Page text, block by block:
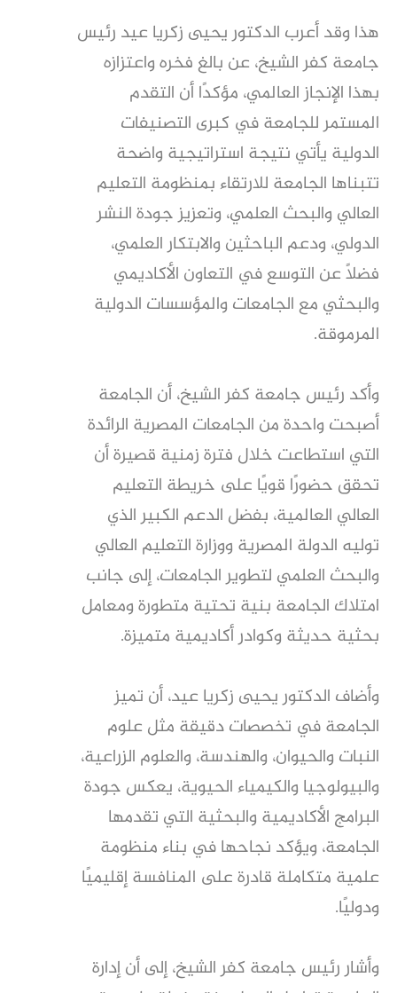
هذا وقد أعرب الدكتور يحيى زكريا عيد رئيس
جامعة كفر الشيخ، عن بالغ فخره واعتزازه
بهذا الإنجاز العالمي، مؤكدًا أن التقدم
المستمر للجامعة في كبرى التصنيفات
الدولية يأتي نتيجة استراتيجية واضحة
تتبناها الجامعة للارتقاء بمنظومة التعليم
العالي والبحث العلمي، وتعزيز جودة النشر
الدولي، ودعم الباحثين والابتكار العلمي،
فضلًا عن التوسع في التعاون الأكاديمي
والبحثي مع الجامعات والمؤسسات الدولية
المرموقة.
وأكد رئيس جامعة كفر الشيخ، أن الجامعة
أصبحت واحدة من الجامعات المصرية الرائدة
التي استطاعت خلال فترة زمنية قصيرة أن
تحقق حضورًا قويًا على خريطة التعليم
العالي العالمية، بفضل الدعم الكبير الذي
توليه الدولة المصرية ووزارة التعليم العالي
والبحث العلمي لتطوير الجامعات، إلى جانب
امتلاك الجامعة بنية تحتية متطورة ومعامل
بحثية حديثة وكوادر أكاديمية متميزة.
وأضاف الدكتور يحيى زكريا عيد، أن تميز
الجامعة في تخصصات دقيقة مثل علوم
النبات والحيوان، والهندسة، والعلوم الزراعية،
والبيولوجيا والكيمياء الحيوية، يعكس جودة
البرامج الأكاديمية والبحثية التي تقدمها
الجامعة، ويؤكد نجاحها في بناء منظومة
علمية متكاملة قادرة على المنافسة إقليميًا
ودوليًا.
وأشار رئيس جامعة كفر الشيخ، إلى أن إدارة